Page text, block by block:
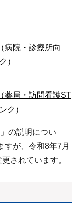
病院・診療所向
）
薬局・訪問看護ST
ク）
の説明につい
すが、令和8年7月
されています。